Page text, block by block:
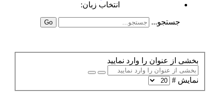
انتخاب زبان:
جستجو... Go
بخشی از عنوان را وارد نمایید
نمایش #